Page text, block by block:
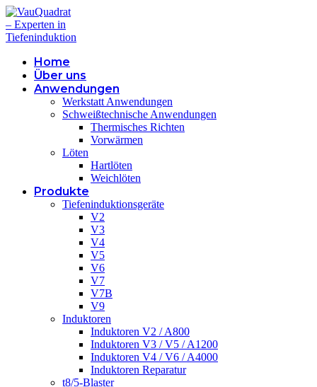
Home
Über uns
Anwendungen
Werkstatt Anwendungen
Schweißtechnische Anwendungen
Thermisches Richten
Vorwärmen
Löten
Hartlöten
Weichlöten
Produkte
Tiefeninduktionsgeräte
V2
V3
V4
V5
V6
V7
V7B
V9
Induktoren
Induktoren V2 / A800
Induktoren V3 / V5 / A1200
Induktoren V4 / V6 / A4000
Induktoren Reparatur
t8/5-Blaster